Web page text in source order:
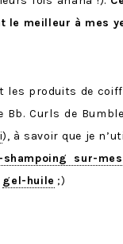
le meilleur à mes
les produits de
Bb. Curls de
), à savoir que je
shampoing sur-
gel-huile ;)